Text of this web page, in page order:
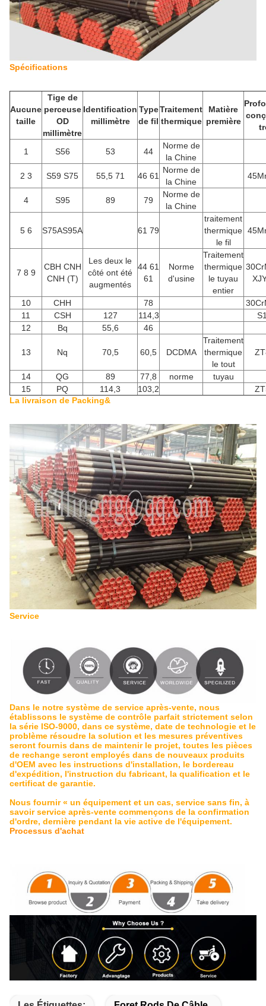
Spécifications
Aucune
taille
Tige de
perceuse
OD
millimètre
Identification
millimètre
Type
de fil
Traitement
thermique
Matière
première
1 S56 53 44
Norme de
la Chine
2 3
S59 S75 55,5 71 46 61
Norme de
la Chine
4 S95 89 79
Norme de
la Chine
5 6 S75AS95A 61 79
traitement
thermique
le fil
7 8 9
CBH CNH
CNH (T)
Les deux le
côté ont été
augmentés
44 61
61
Norme
d'usine
Traitement
thermique
le tuyau
entier
10 CHH 78
11
CSH 127 114,3
12
Bq 55,6 46
13 Nq 70,5 60,5 DCDMA
Traitement
thermique
le tout
14 QG 89 77,8 norme
tuyau
15
PQ 114,3 103,2
La livraison de Packing&
Service
Dans le notre système de service après-vente, nous
établissons le système de contrôle parfait strictement selon
la série ISO-9000, dans ce système, date de technologie et le
problème résoudre la solution et les mesures préventives
seront fournis dans de maintenir le projet, toutes les pièces
de rechange seront employés dans de nouveaux produits
d'OEM avec les instructions d'installation, le bordereau
d'expédition, l'instruction du fabricant, la qualification et le
certificat de garantie.
Nous fournir « un équipement et un cas, service sans fin, à
savoir service après-vente commençons de la confirmation
d'ordre, dernière pendant la vie active de l'équipement.
Processus d'achat